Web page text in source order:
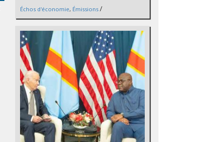
Échos d'économie, Émissions /